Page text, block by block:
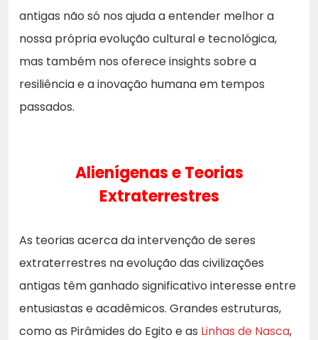
antigas não só nos ajuda a entender melhor a
nossa própria evolução cultural e tecnológica,
mas também nos oferece insights sobre a
resiliência e a inovação humana em tempos
passados.
Alienígenas e Teorias
Extraterrestres
As teorias acerca da intervenção de seres
extraterrestres na evolução das civilizações
antigas têm ganhado significativo interesse entre
entusiastas e acadêmicos. Grandes estruturas,
como as Pirâmides do Egito e as Linhas de Nasca,